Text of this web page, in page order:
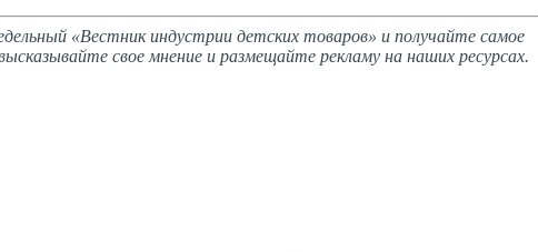
«Вестник индустрии детских товаров» и получайте самое
свое мнение и размещайте рекламу на наших ресурсах.